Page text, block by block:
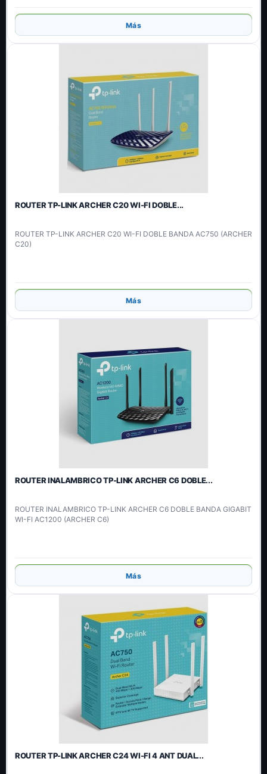
Añadir
Más
ROUTER TP-LINK ARCHER C20 WI-FI DOBLE...
ROUTER TP-LINK ARCHER C20 WI-FI DOBLE BANDA AC750 (ARCHER
C20)
Añadir
Más
ROUTER INALAMBRICO TP-LINK ARCHER C6 DOBLE...
ROUTER INALAMBRICO TP-LINK ARCHER C6 DOBLE BANDA GIGABIT
WI-FI AC1200 (ARCHER C6)
Añadir
Más
ROUTER TP-LINK ARCHER C24 WI-FI 4 ANT DUAL...